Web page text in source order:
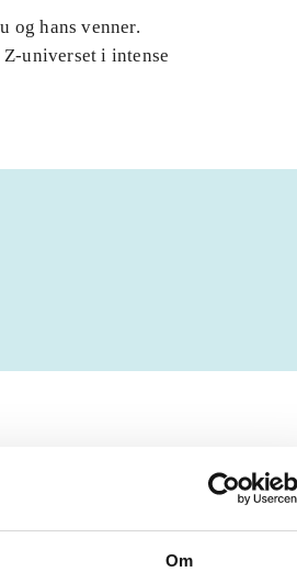
Om
og hans venner.
universet i intense